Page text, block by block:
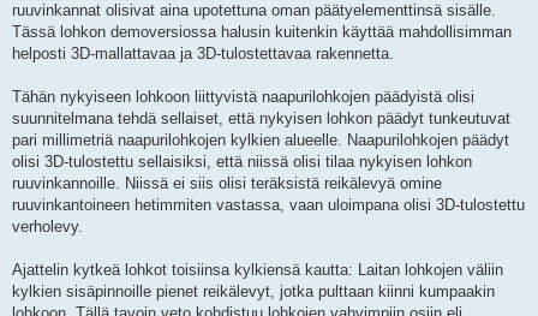
ruuvinkannat olisivat aina upotettuna oman päätyelementtinsä sisälle.
Tässä lohkon demoversiossa halusin kuitenkin käyttää mahdollisimman
helposti 3D-mallattavaa ja 3D-tulostettavaa rakennetta.
Tähän nykyiseen lohkoon liittyvistä naapurilohkojen päädyistä olisi
suunnitelmana tehdä sellaiset, että nykyisen lohkon päädyt tunkeutuvat
pari millimetriä naapurilohkojen kylkien alueelle. Naapurilohkojen päädyt
olisi 3D-tulostettu sellaisiksi, että niissä olisi tilaa nykyisen lohkon
ruuvinkannoille. Niissä ei siis olisi teräksistä reikälevyä omine
ruuvinkantoineen hetimmiten vastassa, vaan uloimpana olisi 3D-tulostettu
verholevy.
Ajattelin kytkeä lohkot toisiinsa kylkiensä kautta: Laitan lohkojen väliin
kylkien sisäpinnoille pienet reikälevyt, jotka pulttaan kiinni kumpaakin